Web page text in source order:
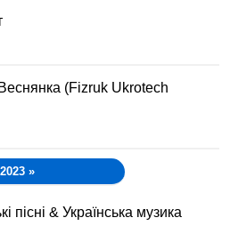
(Fizruk Ukrotech
»
пісні & Українська музика